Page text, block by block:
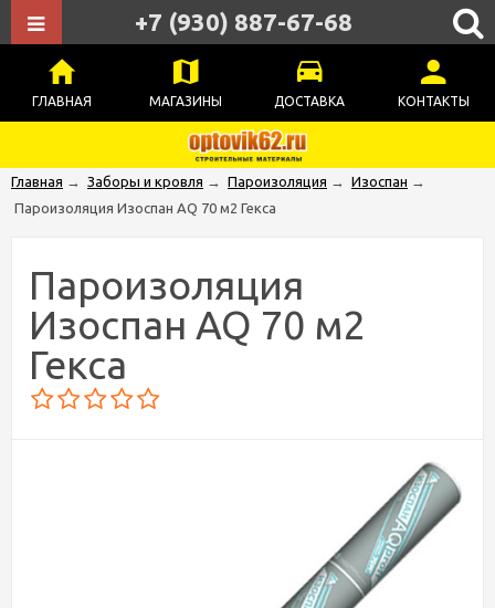
ГЛАВНАЯ МАГАЗИНЫ ДОСТАВКА КОНТАКТЫ
+7 (930) 887-67-68
Главная → Заборы и кровля → Пароизоляция → Изоспан →
Пароизоляция Изоспан AQ 70 м2 Гекса
Пароизоляция
Изоспан AQ 70 м2
Гекса